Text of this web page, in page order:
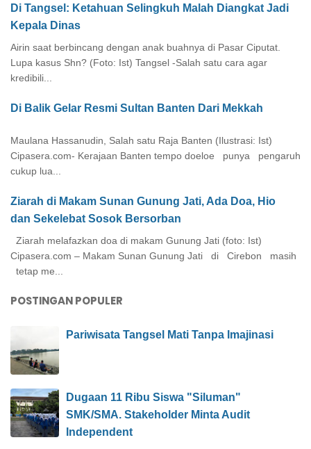
Di Tangsel: Ketahuan Selingkuh Malah Diangkat Jadi
Kepala Dinas
Airin saat berbincang dengan anak buahnya di Pasar Ciputat.
Lupa kasus Shn? (Foto: Ist) Tangsel -Salah satu cara agar
kredibili...
Di Balik Gelar Resmi Sultan Banten Dari Mekkah
Maulana Hassanudin, Salah satu Raja Banten (Ilustrasi: Ist)
Cipasera.com- Kerajaan Banten tempo doeloe punya pengaruh
cukup lua...
Ziarah di Makam Sunan Gunung Jati, Ada Doa, Hio
dan Sekelebat Sosok Bersorban
Ziarah melafazkan doa di makam Gunung Jati (foto: Ist)
Cipasera.com – Makam Sunan Gunung Jati di Cirebon masih
tetap me...
POSTINGAN POPULER
Pariwisata Tangsel Mati Tanpa Imajinasi
Dugaan 11 Ribu Siswa "Siluman"
SMK/SMA. Stakeholder Minta Audit
Independent